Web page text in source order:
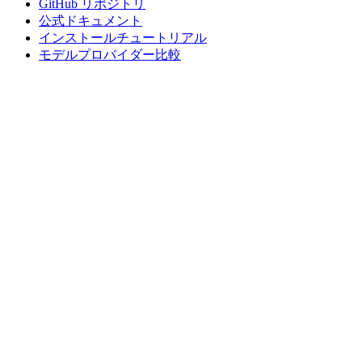
GitHub リポジトリ
公式ドキュメント
インストールチュートリアル
モデルプロバイダー比較